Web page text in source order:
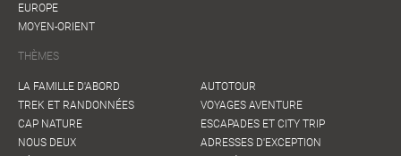
EUROPE
MOYEN-ORIENT
THÈMES
LA FAMILLE D'ABORD
TREK ET RANDONNÉES
CAP NATURE
NOUS DEUX
AUTOTOUR
VOYAGES AVENTURE
ESCAPADES ET CITY TRIP
ADRESSES D'EXCEPTION